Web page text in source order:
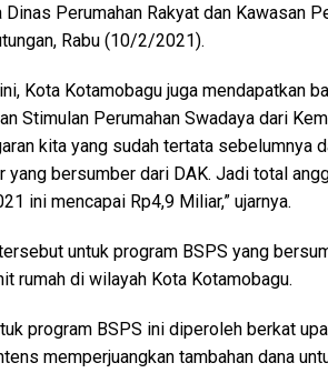
Perumahan Rakyat dan Kawasan
Rabu (10/2/2021).
Kota Kotamobagu juga mendapatkan
Stimulan Perumahan Swadaya dari
kita yang sudah tertata sebelumnya
yang bersumber dari DAK. Jadi total
ini mencapai Rp4,9 Miliar,” ujarnya.
untuk program BSPS yang
rumah di wilayah Kota Kotamobagu.
program BSPS ini diperoleh berkat
memperjuangkan tambahan dana